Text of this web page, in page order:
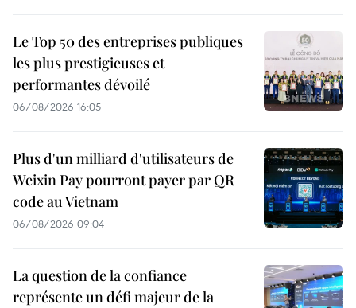
Le Top 50 des entreprises publiques
les plus prestigieuses et
performantes dévoilé
06/08/2026 16:05
Plus d'un milliard d'utilisateurs de
Weixin Pay pourront payer par QR
code au Vietnam
06/08/2026 09:04
La question de la confiance
représente un défi majeur de la